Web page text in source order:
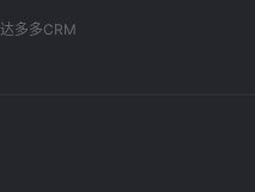
达多多CRM